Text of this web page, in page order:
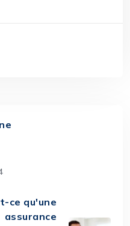
ce qu'une
assurance